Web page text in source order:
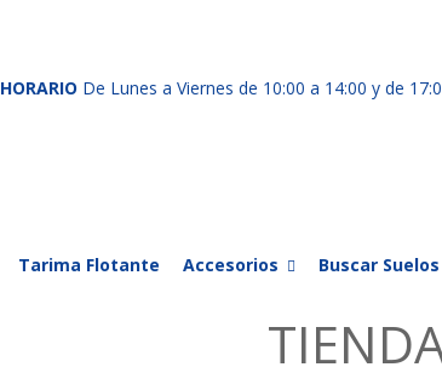
HORARIO De Lunes a Viernes de 10:00 a 14:00 y de
Tarima Flotante Accesorios Buscar Suelos